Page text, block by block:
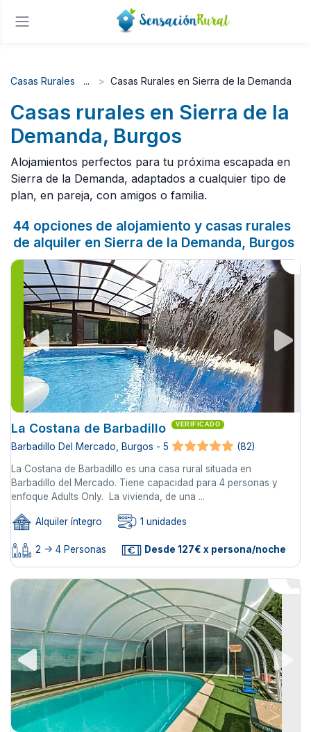
Casas Rurales Casas Rurales en Sierra de la Demanda
Casas rurales en Sierra de la
Demanda, Burgos
Alojamientos perfectos para tu próxima escapada en
Sierra de la Demanda, adaptados a cualquier tipo de
plan, en pareja, con amigos o familia.
44 opciones de alojamiento y casas rurales
de alquiler en Sierra de la Demanda, Burgos
La Costana de Barbadillo VERIFICADO
Barbadillo Del Mercado, Burgos - 5 (82)
La Costana de Barbadillo es una casa rural situada en
Barbadillo del Mercado. Tiene capacidad para 4 personas y
enfoque Adults Only. La vivienda, de una ...
Alquiler íntegro 1 unidades
2 -> 4 Personas Desde 127€ x persona/noche